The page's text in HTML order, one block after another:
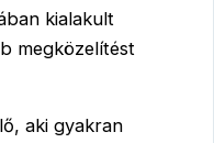
kialakult
megközelítést
aki gyakran